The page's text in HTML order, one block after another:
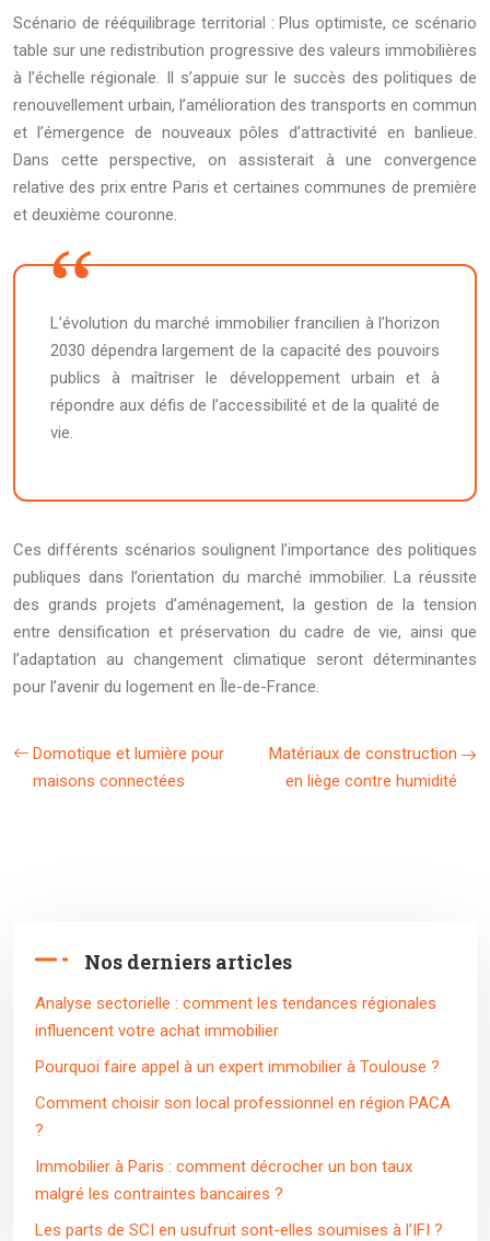
Scénario de rééquilibrage territorial : Plus optimiste, ce scénario
table sur une redistribution progressive des valeurs immobilières
à l’échelle régionale. Il s’appuie sur le succès des politiques de
renouvellement urbain, l’amélioration des transports en commun
et l’émergence de nouveaux pôles d’attractivité en banlieue.
Dans cette perspective, on assisterait à une convergence
relative des prix entre Paris et certaines communes de première
et deuxième couronne.
L’évolution du marché immobilier francilien à l’horizon
2030 dépendra largement de la capacité des pouvoirs
publics à maîtriser le développement urbain et à
répondre aux défis de l’accessibilité et de la qualité de
vie.
Ces différents scénarios soulignent l’importance des politiques
publiques dans l’orientation du marché immobilier. La réussite
des grands projets d’aménagement, la gestion de la tension
entre densification et préservation du cadre de vie, ainsi que
l’adaptation au changement climatique seront déterminantes
pour l’avenir du logement en Île-de-France.
Domotique et lumière pour
maisons connectées
Matériaux de construction
en liège contre humidité
Nos derniers articles
Analyse sectorielle : comment les tendances régionales
influencent votre achat immobilier
Pourquoi faire appel à un expert immobilier à Toulouse ?
Comment choisir son local professionnel en région PACA
?
Immobilier à Paris : comment décrocher un bon taux
malgré les contraintes bancaires ?
Les parts de SCI en usufruit sont-elles soumises à l’IFI ?